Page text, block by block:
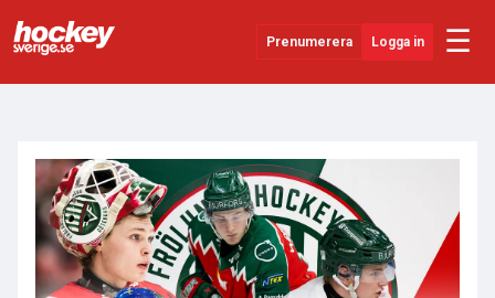
Prenumerera Logga in ☰
SHL
Evenemang
Övrigt